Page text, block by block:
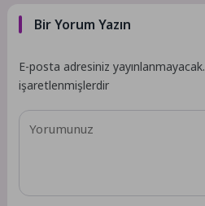
Bir Yorum Yazın
E-posta adresiniz yayınlanmayacak.
işaretlenmişlerdir